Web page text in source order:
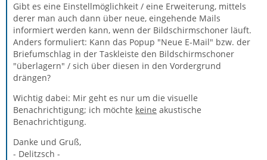
Gibt es eine Einstellmöglichkeit / eine Erweiterung, mittels
derer man auch dann über neue, eingehende Mails
informiert werden kann, wenn der Bildschirmschoner läuft.
Anders formuliert: Kann das Popup "Neue E-Mail" bzw. der
Briefumschlag in der Taskleiste den Bildschirmschoner
"überlagern" / sich über diesen in den Vordergrund
drängen?
Wichtig dabei: Mir geht es nur um die visuelle
Benachrichtigung; ich möchte keine akustische
Benachrichtigung.
Danke und Gruß,
- Delitzsch -